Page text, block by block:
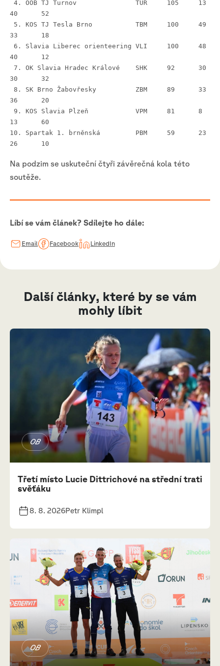
40	52
33	18
40	12
30	32
36	20
13	60
10. Spartak 1. brněnská		PBM	59	23
26	10
Na podzim se uskuteční čtyři závěrečná kola této
soutěže.
Líbí se vám článek? Sdílejte ho dále:
Email Facebook LinkedIn
Další články, které by se vám
mohly líbit
OB
Třetí místo Lucie Dittrichové na střední trati
svěťáku
8. 8. 2026Petr Klimpl
OB